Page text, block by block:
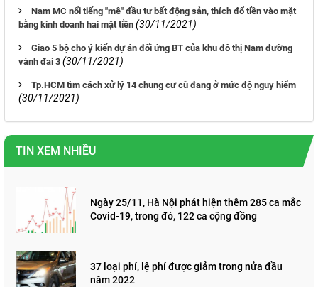
Nam MC nổi tiếng "mê" đầu tư bất động sản, thích đổ tiền vào mặt
bằng kinh doanh hai mặt tiền (30/11/2021)
Giao 5 bộ cho ý kiến dự án đối ứng BT của khu đô thị Nam đường
vành đai 3 (30/11/2021)
Tp.HCM tìm cách xử lý 14 chung cư cũ đang ở mức độ nguy hiểm
(30/11/2021)
TIN XEM NHIỀU
Ngày 25/11, Hà Nội phát hiện thêm 285 ca mắc
Covid-19, trong đó, 122 ca cộng đồng
37 loại phí, lệ phí được giảm trong nửa đầu
năm 2022